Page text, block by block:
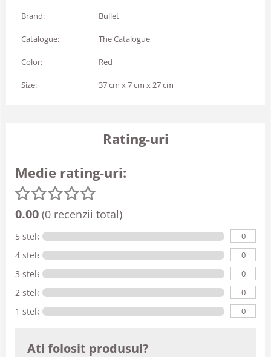
Brand: Bullet
Catalogue: The Catalogue
Color: Red
Size: 37 cm x 7 cm x 27 cm
Rating-uri
Medie rating-uri:
0.00 (0 recenzii total)
5 stele 0
4 stele 0
3 stele 0
2 stele 0
1 stele 0
Ati folosit produsul?